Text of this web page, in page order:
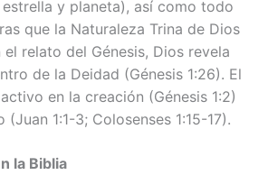
y planeta), así como todo
que la Naturaleza Trina de Dios
relato del Génesis, Dios revela
de la Deidad (Génesis 1:26). El
en la creación (Génesis 1:2)
1:1-3; Colosenses 1:15-17).
la Biblia